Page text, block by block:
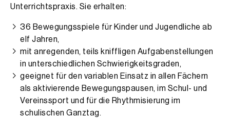
Unterrichtspraxis. Sie erhalten:
36 Bewegungsspiele für Kinder und Jugendliche ab
elf Jahren,
mit anregenden, teils kniffligen Aufgabenstellungen
in unterschiedlichen Schwierigkeitsgraden,
geeignet für den variablen Einsatz in allen Fächern
als aktivierende Bewegungspausen, im Schul- und
Vereinssport und für die Rhythmisierung im
schulischen Ganztag.